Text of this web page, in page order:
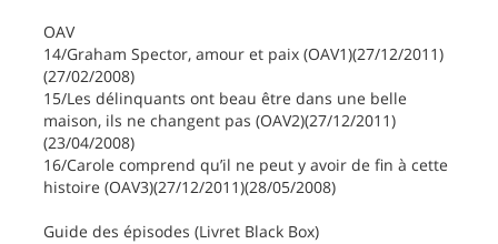
OAV
14/Graham Spector, amour et paix (OAV1)(27/12/2011)
(27/02/2008)
15/Les délinquants ont beau être dans une belle
maison, ils ne changent pas (OAV2)(27/12/2011)
(23/04/2008)
16/Carole comprend qu’il ne peut y avoir de fin à cette
histoire (OAV3)(27/12/2011)(28/05/2008)
Guide des épisodes (Livret Black Box)